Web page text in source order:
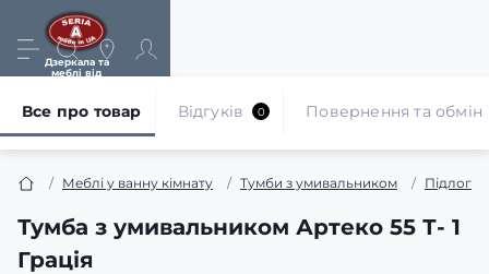
Дзеркала та
меблі від
Меблі у ванну кімнату Тумби з умивальником
Тумба з умивальником Артеко 55 Т- 1
Грація
Все про товар Відгуків 0 Повернення та обмін